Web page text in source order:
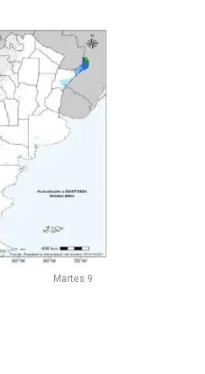
Martes 9